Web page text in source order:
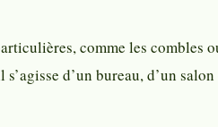
comme les combles
d’un bureau, d’un salon